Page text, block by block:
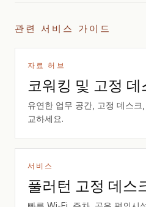
관련 서비스 가이드
자료 허브
코워킹 및 고정 데
유연한 업무 공간, 고정 데스크
교하세요.
서비스
풀러턴 고정 데스